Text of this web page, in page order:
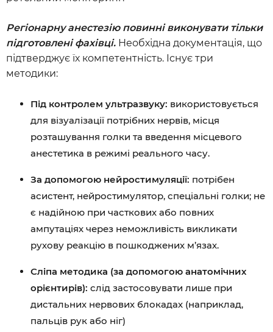
Регіонарну анестезію повинні виконувати тільки
підготовлені фахівці. Необхідна документація, що
підтверджує їх компетентність. Існує три
методики:
Під контролем ультразвуку: використовується
для візуалізації потрібних нервів, місця
розташування голки та введення місцевого
анестетика в режимі реального часу.
За допомогою нейростимуляції: потрібен
асистент, нейростимулятор, спеціальні голки; не
є надійною при часткових або повних
ампутаціях через неможливість викликати
рухову реакцію в пошкоджених м’язах.
Сліпа методика (за допомогою анатомічних
орієнтирів): слід застосовувати лише при
дистальних нервових блокадах (наприклад,
пальців рук або ніг)